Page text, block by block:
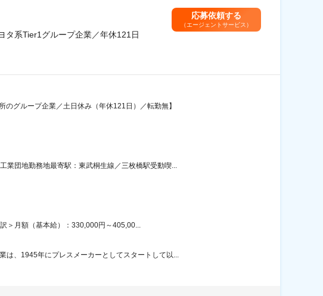
タ系Tier1グループ企業／年休121日
応募依頼する
（エージェントサービス）
のグループ企業／土日休み（年休121日）／転勤無】
団地勤務地最寄駅：東武桐生線／三枚橋駅受動喫...
＞月額（基本給）：330,000円～405,00...
、1945年にプレスメーカーとしてスタートして以...